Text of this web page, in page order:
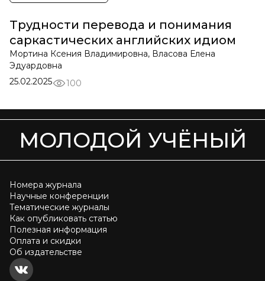
Трудности перевода и понимания
саркастических английских идиом
Мортина Ксения Владимировна, Власова Елена
Эдуардовна
25.02.2025
100
МОЛОДОЙ УЧЁНЫЙ
Номера журнала
Научные конференции
Тематические журналы
Как опубликовать статью
Полезная информация
Оплата и скидки
Об издательстве